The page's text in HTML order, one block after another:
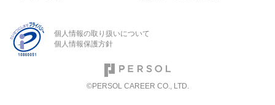
個人情報の取り扱いについて
個人情報保護方針
©PERSOL CAREER CO., LTD.